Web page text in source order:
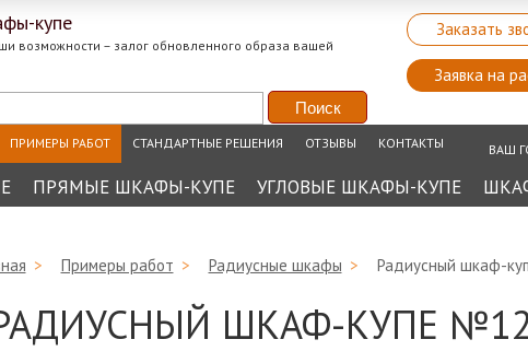
купе
возможности – залог обновленного образа вашей
Заказать
Заявка на
ПРИМЕРЫ РАБОТ СТАНДАРТНЫЕ РЕШЕНИЯ ОТЗЫВЫ КОНТАКТЫ ВАШ
ПРЯМЫЕ ШКАФЫ-КУПЕ УГЛОВЫЕ ШКАФЫ-КУПЕ
> Примеры работ > Радиусные шкафы > Радиусный шкаф-
ШКАФ-КУПЕ